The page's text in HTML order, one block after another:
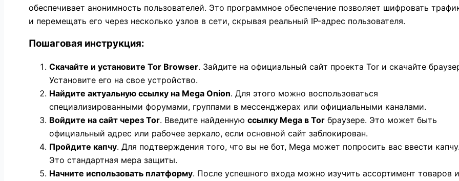
обеспечивает анонимность пользователей. Это программное обеспечение позволяет шифровать
и перемещать его через несколько узлов в сети, скрывая реальный IP-адрес пользователя.
Пошаговая инструкция:
Скачайте и установите Tor Browser. Зайдите на официальный сайт проекта Tor и скачайте
Установите его на свое устройство.
Найдите актуальную ссылку на Mega Onion. Для этого можно воспользоваться
специализированными форумами, группами в мессенджерах или официальными каналами.
Войдите на сайт через Tor. Введите найденную ссылку Mega в Tor браузере. Это может быть
официальный адрес или рабочее зеркало, если основной сайт заблокирован.
Пройдите капчу. Для подтверждения того, что вы не бот, Mega может попросить вас ввести
Это стандартная мера защиты.
Начните использовать платформу. После успешного входа можно изучить ассортимент товаров и